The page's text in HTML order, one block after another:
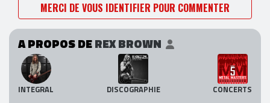
MERCI DE VOUS IDENTIFIER POUR COMMENTER
A PROPOS DEREX BROWN
INTEGRAL DISCOGRAPHIE CONCERTS